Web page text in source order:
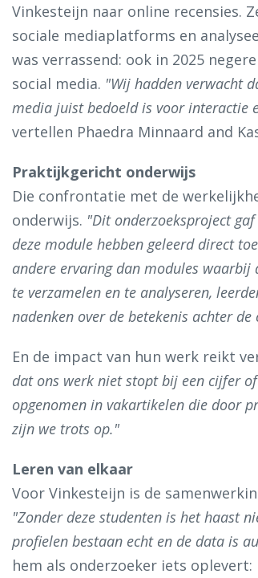
Vinkesteijn naar online recensies.
sociale mediaplatforms en
was verrassend: ook in 2025
social media. "Wij hadden verwacht
media juist bedoeld is voor interactie
vertellen Phaedra Minnaard and
Praktijkgericht onderwijs
Die confrontatie met de
onderwijs. "Dit onderzoeksproject
deze module hebben geleerd direct
andere ervaring dan modules
te verzamelen en te analyseren,
nadenken over de betekenis achter de
En de impact van hun werk reikt
dat ons werk niet stopt bij een cijfer
opgenomen in vakartikelen die door
zijn we trots op."
Leren van elkaar
Voor Vinkesteijn is de
"Zonder deze studenten is het haast
profielen bestaan echt en de data is
hem als onderzoeker iets oplevert: